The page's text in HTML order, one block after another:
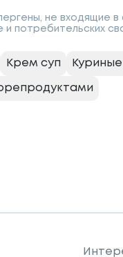
не входящие
Крем суп